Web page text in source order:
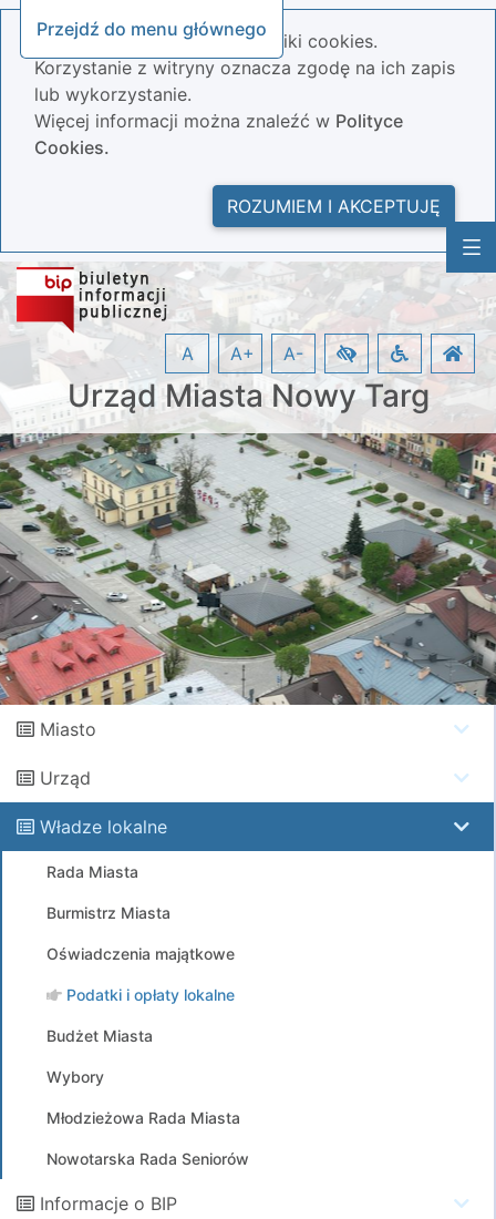
Przejdź do menu głównego
Nasza strona wykorzystuje pliki cookies.
Korzystanie z witryny oznacza zgodę na ich zapis
lub wykorzystanie.
Więcej informacji można znaleźć w Polityce
Cookies.
ROZUMIEM I AKCEPTUJĘ
Urząd Miasta Nowy Targ
A A+ A-
Miasto
Urząd
Władze lokalne
Rada Miasta
Burmistrz Miasta
Oświadczenia majątkowe
Podatki i opłaty lokalne
Budżet Miasta
Wybory
Młodzieżowa Rada Miasta
Nowotarska Rada Seniorów
Informacje o BIP